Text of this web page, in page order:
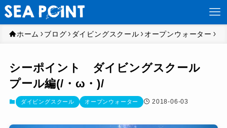
ホーム ブログ ダイビングスクール オープンウォーター
シーポイント ダイビングスクール
プール編(/・ω・)/
ダイビングスクール オープンウォーター 2018-06-03